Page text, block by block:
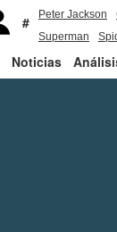
Peter Jackson
Superman
Noticias